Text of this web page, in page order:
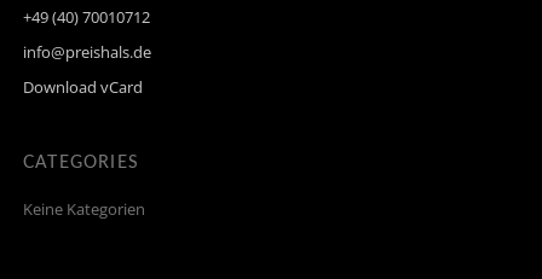
+49 (40) 70010712
info@preishals.de
Download vCard
CATEGORIES
Keine Kategorien